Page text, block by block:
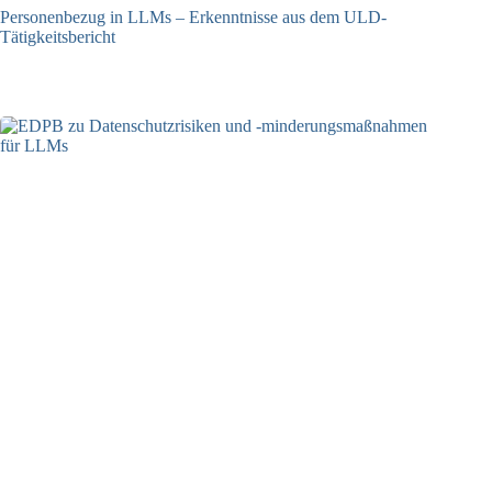
Personenbezug in LLMs – Erkenntnisse aus dem ULD-
Tätigkeitsbericht